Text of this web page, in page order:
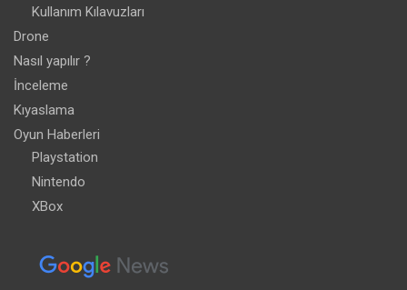
Kullanım Kılavuzları
Drone
Nasıl yapılır ?
İnceleme
Kıyaslama
Oyun Haberleri
Playstation
Nintendo
XBox